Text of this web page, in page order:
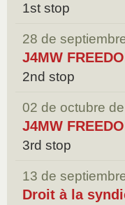
1st stop
28 de
J4MW
2nd stop
02 de octubre
J4MW
3rd stop
13 de
Droit à la